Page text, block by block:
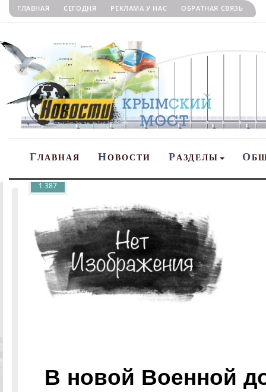
ГЛАВНАЯ СЕГОДНЯ РЕКЛАМА У НАС ОБРАТНАЯ СВЯЗЬ
ГЛАВНАЯ НОВОСТИ РАЗДЕЛЫ О
В новой Военной
1 387